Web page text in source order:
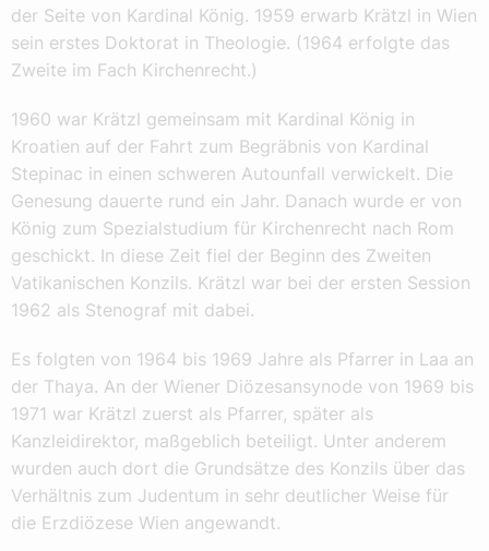
der Seite von Kardinal König. 1959 erwarb Krätzl in Wien
sein erstes Doktorat in Theologie. (1964 erfolgte das
Zweite im Fach Kirchenrecht.)
1960 war Krätzl gemeinsam mit Kardinal König in
Kroatien auf der Fahrt zum Begräbnis von Kardinal
Stepinac in einen schweren Autounfall verwickelt. Die
Genesung dauerte rund ein Jahr. Danach wurde er von
König zum Spezialstudium für Kirchenrecht nach Rom
geschickt. In diese Zeit fiel der Beginn des Zweiten
Vatikanischen Konzils. Krätzl war bei der ersten Session
1962 als Stenograf mit dabei.
Es folgten von 1964 bis 1969 Jahre als Pfarrer in Laa an
der Thaya. An der Wiener Diözesansynode von 1969 bis
1971 war Krätzl zuerst als Pfarrer, später als
Kanzleidirektor, maßgeblich beteiligt. Unter anderem
wurden auch dort die Grundsätze des Konzils über das
Verhältnis zum Judentum in sehr deutlicher Weise für
die Erzdiözese Wien angewandt.